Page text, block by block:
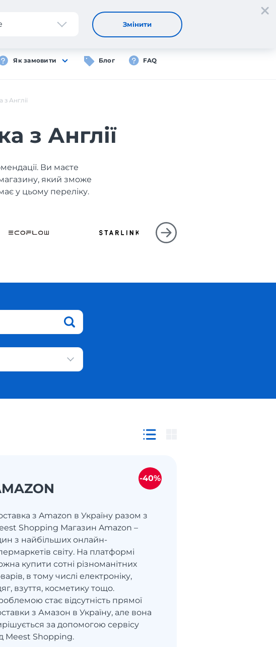
Реєстрація Вхід
Як замовити Блог FAQ
Змінити
з Англії
з Англії
Ви маєте
який зможе
у цьому переліку.
з Amazon в Україну разом з
Shopping Магазин Amazon –
з найбільших онлайн-
світу. На платформі
купити сотні різноманітних
в тому числі електроніку,
взуття, косметику тощо.
стає відсутність прямої
з Амазон в Україну, але вона
за допомогою сервісу
Meest Shopping.
-40%